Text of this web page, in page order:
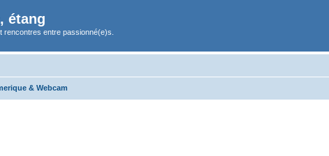
étang
rencontres entre passionné(e)s.
& Webcam